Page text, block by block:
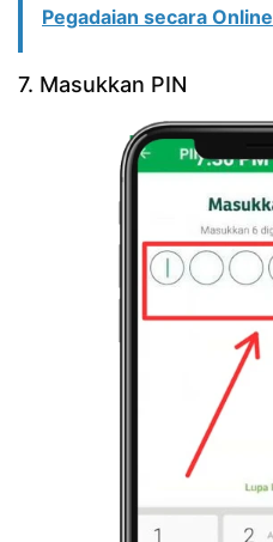
Pegadaian secara Online
7. Masukkan PIN